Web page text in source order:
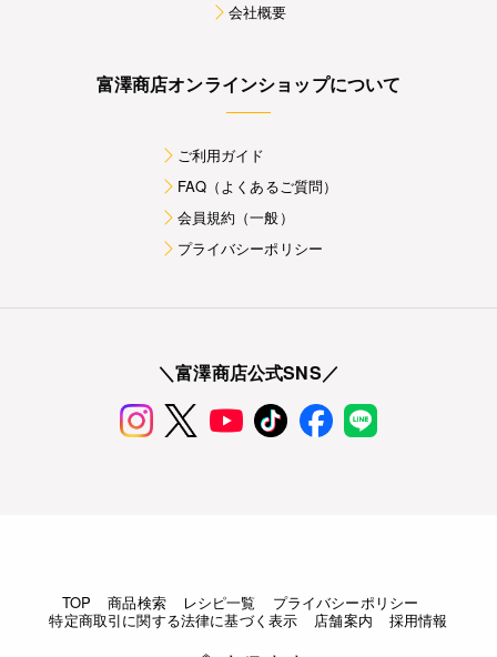
会社概要
富澤商店オンラインショップについて
ご利用ガイド
FAQ（よくあるご質問）
会員規約（一般）
プライバシーポリシー
＼富澤商店公式SNS／
TOP 商品検索 レシピ一覧
プライバシーポリシー
特定商取引に関する法律に基づく表示
店舗案内 採用情報